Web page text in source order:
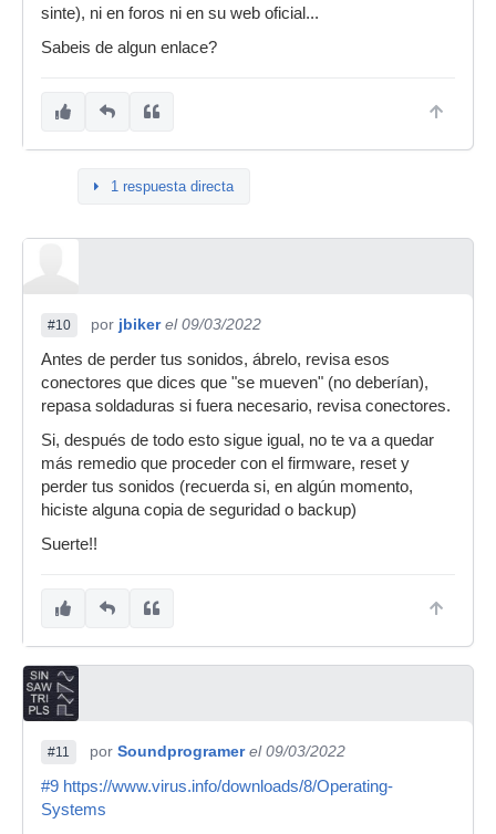
sinte), ni en foros ni en su web oficial...
Sabeis de algun enlace?
1 respuesta directa
#10 por jbiker el 09/03/2022
Antes de perder tus sonidos, ábrelo, revisa esos
conectores que dices que "se mueven" (no deberían),
repasa soldaduras si fuera necesario, revisa conectores.
Si, después de todo esto sigue igual, no te va a quedar
más remedio que proceder con el firmware, reset y
perder tus sonidos (recuerda si, en algún momento,
hiciste alguna copia de seguridad o backup)
Suerte!!
#11 por Soundprogramer el 09/03/2022
#9 https://www.virus.info/downloads/8/Operating-
Systems